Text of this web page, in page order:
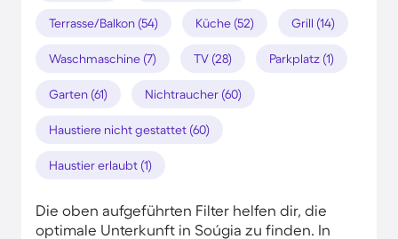
Terrasse/Balkon (54) Küche (52) Grill (14)
Waschmaschine (7) TV (28) Parkplatz (1)
Garten (61) Nichtraucher (60)
Haustiere nicht gestattet (60)
Haustier erlaubt (1)
Die oben aufgeführten Filter helfen dir, die
optimale Unterkunft in Soúgia zu finden. In